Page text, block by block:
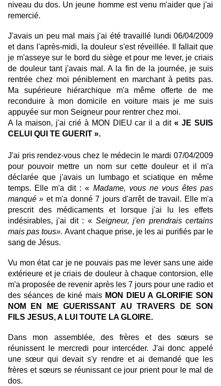
niveau du dos. Un jeune homme est venu m'aider que j'ai
remercié.
J'avais un peu mal mais j'ai été travaillé lundi 06/04/2009
et dans l'après-midi, la douleur s'est réveillée. Il fallait que
je m'asseye sur le bord du siège et pour me lever, je criais
de douleur tant j'avais mal. A la fin de la journée, je suis
rentrée chez moi péniblement en marchant à petits pas.
Ma supérieure hiérarchique m'a même offerte de me
reconduire à mon domicile en voiture mais je me suis
appuyée sur mon Seigneur pour rentrer chez moi.
A la maison, j'ai crié à MON DIEU car il a dit « JE SUIS
CELUI QUI TE GUERIT ».
J'ai pris rendez-vous chez le médecin le mardi 07/04/2009
pour pouvoir mettre un nom sur cette douleur et il m'a
déclarée que j'avais un lumbago et sciatique en même
temps. Elle m'a dit : « Madame, vous ne vous êtes pas
manqué » et m'a donné 7 jours d'arrêt de travail. Elle m'a
prescrit des médicaments et lorsque j'ai lu les effets
indésirables, j'ai dit : « Seigneur, j'en prendrais certains
mais pas tous». Avant chaque prise, je les ai purifiés par le
sang de Jésus.
Vu mon état car je ne pouvais pas me lever sans une aide
extérieure et je criais de douleur à chaque contorsion, elle
m'a proposée de revenir après les 7 jours pour une radio et
des séances de kiné mais MON DIEU A GLORIFIE SON
NOM EN ME GUERISSANT AU TRAVERS DE SON
FILS JESUS, A LUI TOUTE LA GLOIRE.
Dans mon assemblée, des frères et des sœurs se
réunissent le mercredi pour intercéder. J'ai donc appelé
une sœur qui devait s'y rendre et ai demandé que les
frères et sœurs se réunissant ce jour prient pour le mal de
dos.